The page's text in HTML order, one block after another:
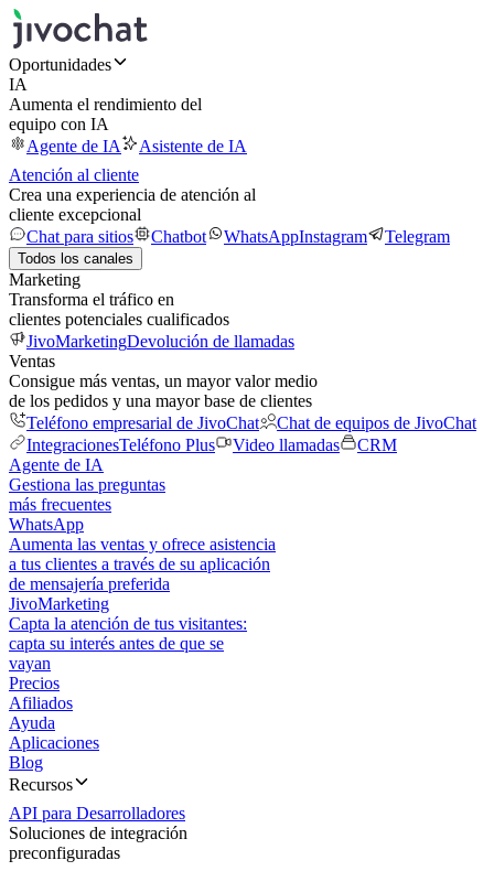
Oportunidades
IA
Aumenta el rendimiento del
equipo con IA
Agente de IA
Asistente de IA
Atención al cliente
Crea una experiencia de atención al
cliente excepcional
Chat para sitios
Chatbot WhatsAppInstagram Telegram
Todos los canales
Marketing
Transforma el tráfico en
clientes potenciales cualificados
JivoMarketingDevolución de llamadas
Ventas
Consigue más ventas, un mayor valor medio
de los pedidos y una mayor base de clientes
Teléfono empresarial de JivoChat
Chat de equipos de JivoChat
IntegracionesTeléfono Plus Video llamadas
CRM
Agente de IA
Gestiona las preguntas
más frecuentes
WhatsApp
Aumenta las ventas y ofrece asistencia
a tus clientes a través de su aplicación
de mensajería preferida
JivoMarketing
Capta la atención de tus visitantes:
capta su interés antes de que se
vayan
Precios
Afiliados
Ayuda
Aplicaciones
Blog
Recursos
API para Desarrolladores
Soluciones de integración
preconfiguradas